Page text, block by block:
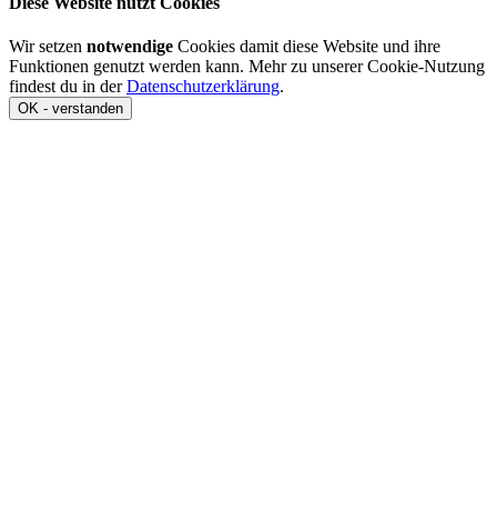
Wir setzen notwendige Cookies damit diese Website und ihre
Funktionen genutzt werden kann. Mehr zu unserer Cookie-Nutzung
findest du in derDatenschutzerklärung.
OK - verstanden